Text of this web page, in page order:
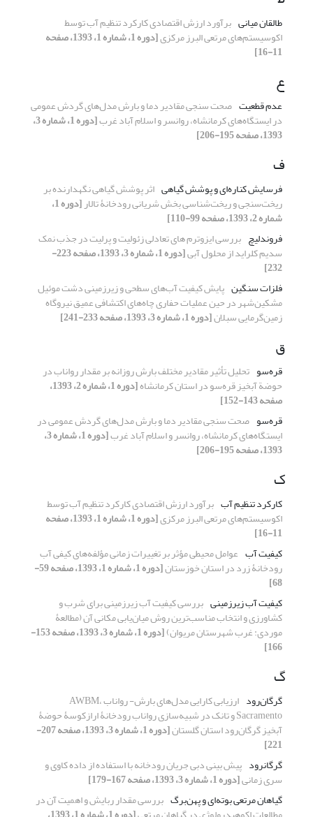
طالقان میانی برآورد ارزش اقتصادی کارکرد تنظیم آب توسط
اکوسیستم‌های مرتعی البرز مرکزی [دوره 1، شماره 1، 1393، صفحه
11-16]
ع
عدم ‌قطعیت صحت سنجی مقادیر دما و بارش مدل‌های گردش عمومی
در ایستگاه‌های کرمانشاه، روانسر و اسلام آباد غرب [دوره 1، شماره 3،
1393، صفحه 195-206]
ف
فرسایش کناره‌ای و پوشش گیاهی اثر پوشش گیاهی نگهدارنده بر
ریخت‌سنجی و ریخت‌شناسی بخش شریانی رودخانۀ تالار [دوره 1،
شماره 2، 1393، صفحه 99-110]
فروندلیچ بررسی ایزوترم های تعادلی زئولیت و پرلیت در جذب نمک
سدیم کلراید از محلول آبی [دوره 1، شماره 3، 1393، صفحه 223-
232]
فلزات سنگین پایش کیفیت آب‌های سطحی و زیرزمینی دشت موئیل
مشکین‌شهر در حین عملیات حفاری چاه‌های اکتشافی عمیق نیروگاه
زمین‌گرمایی سبلان[دوره 1، شماره 3، 1393، صفحه 233-241]
ق
قره‌سو تحلیل تأثیر مقادیر مختلف بارش روزانه بر مقدار رواناب در
حوضة آبخیز قره‌سو در استان کرمانشاه [دوره 1، شماره 2، 1393،
صفحه 143-152]
قره‌سو صحت سنجی مقادیر دما و بارش مدل‌های گردش عمومی در
ایستگاه‌های کرمانشاه، روانسر و اسلام آباد غرب [دوره 1، شماره 3،
1393، صفحه 195-206]
ک
کارکرد تنظیم آب برآورد ارزش اقتصادی کارکرد تنظیم آب توسط
اکوسیستم‌های مرتعی البرز مرکزی [دوره 1، شماره 1، 1393، صفحه
11-16]
کیفیت آب عوامل محیطی مؤثر بر تغییرات زمانی مؤلفه‌های کیفی آب
رودخانۀ زرد در استان خوزستان [دوره 1، شماره 1، 1393، صفحه 59-
68]
کیفیت آب زیرزمینی بررسی کیفیت آب زیرزمینی برای شرب و
کشاورزی و انتخاب مناسب‌ترین روش میان‌یابی مکانی آن (مطالعۀ
موردی: غرب شهرستان مریوان) [دوره 1، شماره 3، 1393، صفحه 153-
166]
گ
گرگان‌رود ارزیابی کارایی مدل‌های بارش- رواناب AWBM،
Sacramento و تانک در شبیه‌سازی رواناب رودخانۀ ارازکوسۀ حوضۀ
آبخیز گرگان‌رود استان گلستان [دوره 1، شماره 3، 1393، صفحه 207-
221]
گرگانرود پیش بینی دبی جریان رودخانه با استفاده از داده کاوی و
سری زمانی[دوره 1، شماره 3، 1393، صفحه 167-179]
گیاهان مرتعی بوته‌ای و پهن‌برگ بررسی مقدار ربایش و اهمیت آن در